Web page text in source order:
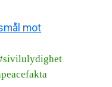
sivilulydighet